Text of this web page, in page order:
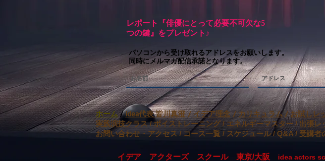
レポート『俳優にとって必要不可欠な5
つの鍵』をプレゼント♪
パソコンから受け取れるアドレスをお願いします。
同時にメルマガ配信承諾となります。
ホーム/idea代表 皆川真澄 /イデア理念 /カリキュラム/お試しレ
実践演技クラス/ボイストレーニング /エネルギーマスター/出張レ
お問い合わせ・アクセス/ コース一覧 / スケジュール/ Q&A/ 受講者
​ イデア アクターズ スクール 東京/大阪 idea actors